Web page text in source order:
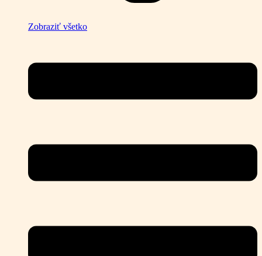
Zobraziť všetko